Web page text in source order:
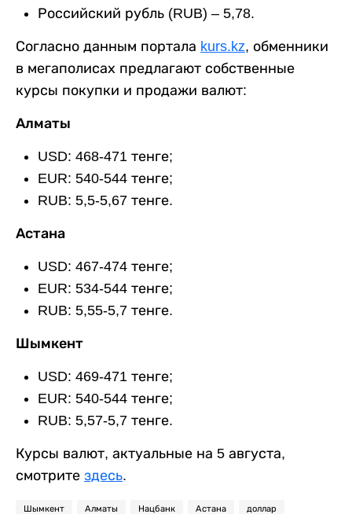
Российский рубль (RUB) – 5,78.
Согласно данным портала kurs.kz, обменники
в мегаполисах предлагают собственные
курсы покупки и продажи валют:
Алматы
USD: 468-471 тенге;
EUR: 540-544 тенге;
RUB: 5,5-5,67 тенге.
Астана
USD: 467-474 тенге;
EUR: 534-544 тенге;
RUB: 5,55-5,7 тенге.
Шымкент
USD: 469-471 тенге;
EUR: 540-544 тенге;
RUB: 5,57-5,7 тенге.
Курсы валют, актуальные на 5 августа,
смотрите здесь.
Шымкент Алматы Нацбанк Астана доллар